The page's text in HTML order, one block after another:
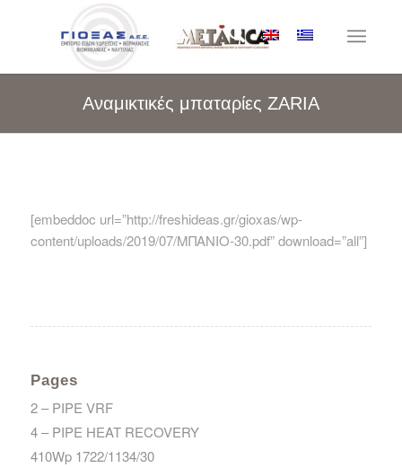
Αναμικτικές μπαταρίες ZARIA
[embeddoc url=”http://freshideas.gr/gioxas/wp-
content/uploads/2019/07/ΜΠΑΝΙΟ-30.pdf” download=”all”]
Pages
2 – PIPE VRF
4 – PIPE HEAT RECOVERY
410Wp 1722/1134/30